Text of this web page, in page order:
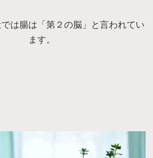
は腸は「第２の脳」と言われてい
ます。